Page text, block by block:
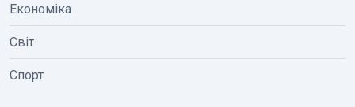
Економіка
Світ
Спорт